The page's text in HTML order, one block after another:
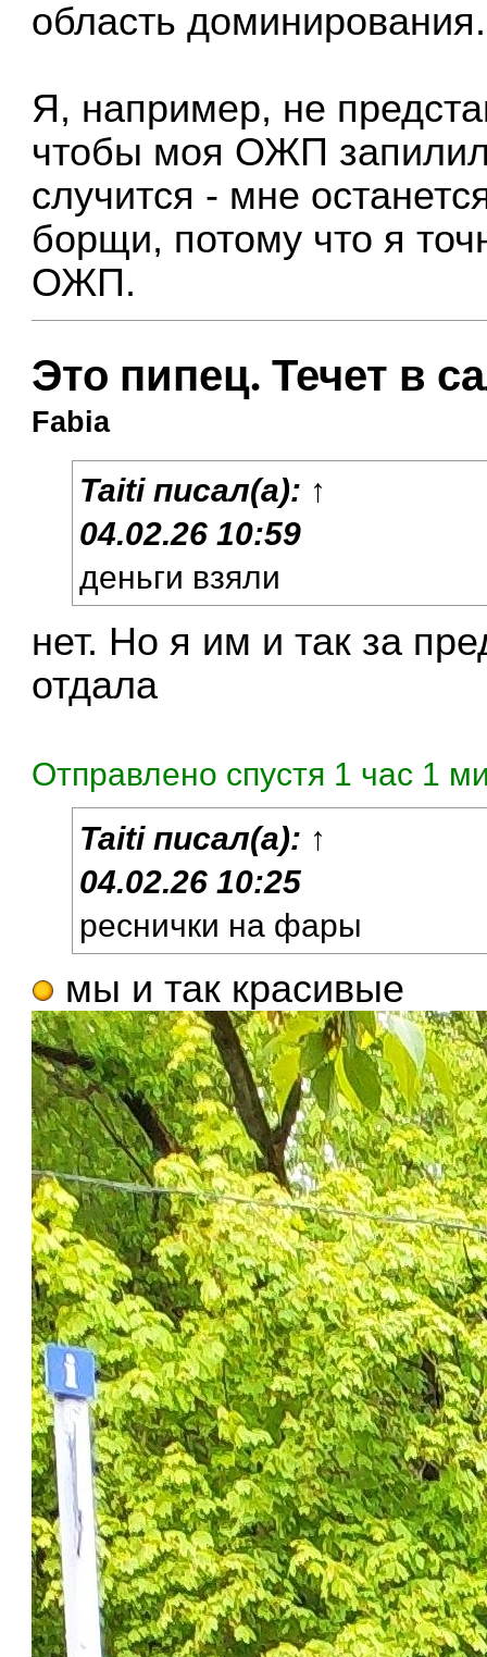
область доминирования.
Я, например, не
чтобы моя ОЖП
случится - мне
борщи, потому что я
ОЖП.
Это пипец. Течет в
Fabia
Taitiписал(а): ↑
04.02.26 10:59
деньги взяли
нет. Но я им и так за
отдала
Отправлено спустя 1 час 1
Taitiписал(а): ↑
04.02.26 10:25
реснички на фары
мы и так красивые